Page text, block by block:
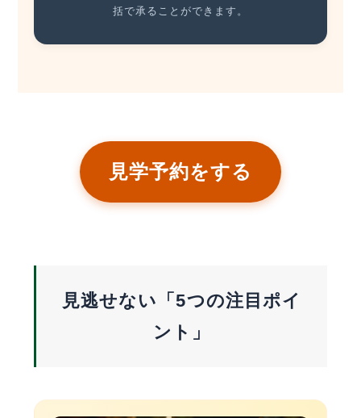
括で承ることができます。
見学予約をする
見逃せない「5つの注目ポイ
ント」